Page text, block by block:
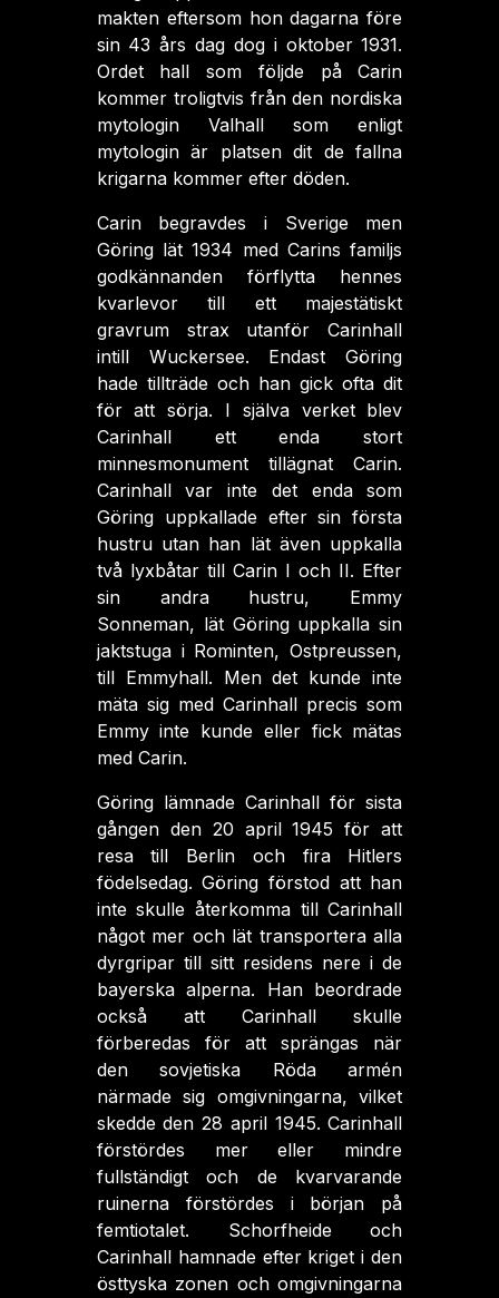
makten eftersom hon dagarna före
sin 43 års dag dog i oktober 1931.
Ordet hall som följde på Carin
kommer troligtvis från den nordiska
mytologin Valhall som enligt
mytologin är platsen dit de fallna
krigarna kommer efter döden.
Carin begravdes i Sverige men
Göring lät 1934 med Carins familjs
godkännanden förflytta hennes
kvarlevor till ett majestätiskt
gravrum strax utanför Carinhall
intill Wuckersee. Endast Göring
hade tillträde och han gick ofta dit
för att sörja. I själva verket blev
Carinhall ett enda stort
minnesmonument tillägnat Carin.
Carinhall var inte det enda som
Göring uppkallade efter sin första
hustru utan han lät även uppkalla
två lyxbåtar till Carin I och II. Efter
sin andra hustru, Emmy
Sonneman, lät Göring uppkalla sin
jaktstuga i Rominten, Ostpreussen,
till Emmyhall. Men det kunde inte
mäta sig med Carinhall precis som
Emmy inte kunde eller fick mätas
med Carin.
Göring lämnade Carinhall för sista
gången den 20 april 1945 för att
resa till Berlin och fira Hitlers
födelsedag. Göring förstod att han
inte skulle återkomma till Carinhall
något mer och lät transportera alla
dyrgripar till sitt residens nere i de
bayerska alperna. Han beordrade
också att Carinhall skulle
förberedas för att sprängas när
den sovjetiska Röda armén
närmade sig omgivningarna, vilket
skedde den 28 april 1945. Carinhall
förstördes mer eller mindre
fullständigt och de kvarvarande
ruinerna förstördes i början på
femtiotalet. Schorfheide och
Carinhall hamnade efter kriget i den
östtyska zonen och omgivningarna